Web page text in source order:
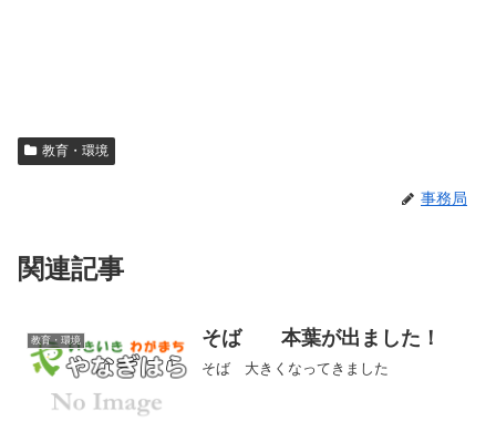
教育・環境
事務局
関連記事
教育・環境 そば 本葉が出ました！
そば 大きくなってきました